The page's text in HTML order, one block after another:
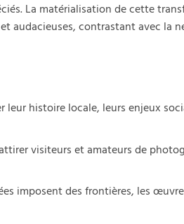
La matérialisation de cette
audacieuses, contrastant avec la
histoire locale, leurs enjeux
visiteurs et amateurs de
imposent des frontières, les